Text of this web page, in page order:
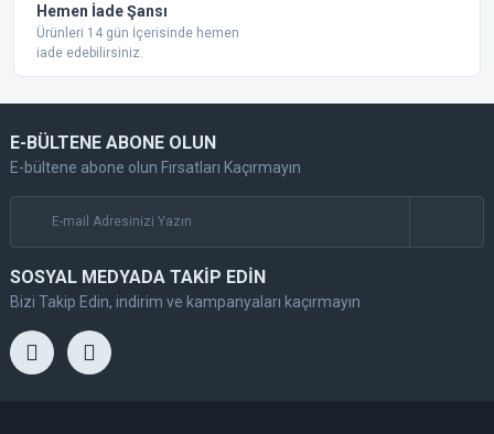
Hemen İade Şansı
Ürünleri 14 gün İçerisinde hemen
iade edebilirsiniz.
E-BÜLTENE ABONE OLUN
E-bültene abone olun Fırsatları Kaçırmayın
SOSYAL MEDYADA TAKİP EDİN
Bizi Takip Edin, indirim ve kampanyaları kaçırmayın